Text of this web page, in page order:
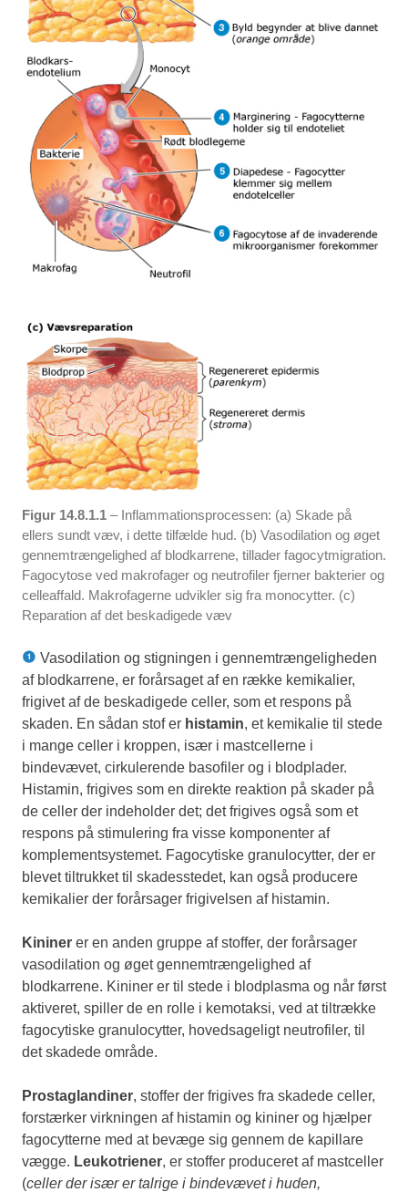
Figur 14.8.1.1 – Inflammationsprocessen: (a) Skade på
ellers sundt væv, i dette tilfælde hud. (b) Vasodilation og øget
gennemtrængelighed af blodkarrene, tillader fagocytmigration.
Fagocytose ved makrofager og neutrofiler fjerner bakterier og
celleaffald. Makrofagerne udvikler sig fra monocytter. (c)
Reparation af det beskadigede væv
Vasodilation og stigningen i gennemtrængeligheden
af blodkarrene, er forårsaget af en række kemikalier,
frigivet af de beskadigede celler, som et respons på
skaden. En sådan stof er histamin, et kemikalie til stede
i mange celler i kroppen, især i mastcellerne i
bindevævet, cirkulerende basofiler og i blodplader.
Histamin, frigives som en direkte reaktion på skader på
de celler der indeholder det; det frigives også som et
respons på stimulering fra visse komponenter af
komplementsystemet. Fagocytiske granulocytter, der er
blevet tiltrukket til skadesstedet, kan også producere
kemikalier der forårsager frigivelsen af histamin.
Kininer er en anden gruppe af stoffer, der forårsager
vasodilation og øget gennemtrængelighed af
blodkarrene. Kininer er til stede i blodplasma og når først
aktiveret, spiller de en rolle i kemotaksi, ved at tiltrække
fagocytiske granulocytter, hovedsageligt neutrofiler, til
det skadede område.
Prostaglandiner, stoffer der frigives fra skadede celler,
forstærker virkningen af histamin og kininer og hjælper
fagocytterne med at bevæge sig gennem de kapillare
vægge. Leukotriener, er stoffer produceret af mastceller
(celler der især er talrige i bindevævet i huden,